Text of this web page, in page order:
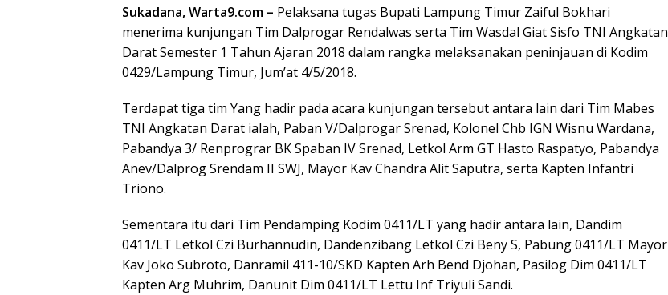
Sukadana, Warta9.com – Pelaksana tugas Bupati Lampung Timur Zaiful Bokhari
menerima kunjungan Tim Dalprogar Rendalwas serta Tim Wasdal Giat Sisfo TNI Angkatan
Darat Semester 1 Tahun Ajaran 2018 dalam rangka melaksanakan peninjauan di Kodim
0429/Lampung Timur, Jum’at 4/5/2018.
Terdapat tiga tim Yang hadir pada acara kunjungan tersebut antara lain dari Tim Mabes
TNI Angkatan Darat ialah, Paban V/Dalprogar Srenad, Kolonel Chb IGN Wisnu Wardana,
Pabandya 3/ Renprograr BK Spaban IV Srenad, Letkol Arm GT Hasto Raspatyo, Pabandya
Anev/Dalprog Srendam II SWJ, Mayor Kav Chandra Alit Saputra, serta Kapten Infantri
Triono.
Sementara itu dari Tim Pendamping Kodim 0411/LT yang hadir antara lain, Dandim
0411/LT Letkol Czi Burhannudin, Dandenzibang Letkol Czi Beny S, Pabung 0411/LT Mayor
Kav Joko Subroto, Danramil 411-10/SKD Kapten Arh Bend Djohan, Pasilog Dim 0411/LT
Kapten Arg Muhrim, Danunit Dim 0411/LT Lettu Inf Triyuli Sandi.